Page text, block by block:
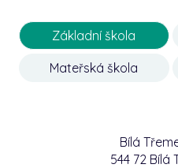
Základní škola
Mateřská škola
Bílá
544 72 Bílá